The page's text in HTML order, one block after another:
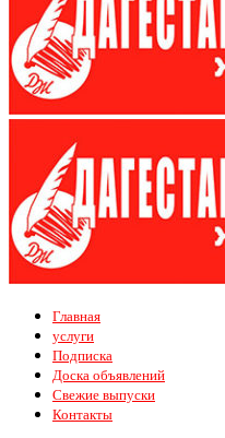
Главная
услуги
Подписка
Доска объявлений
Свежие выпуски
Контакты